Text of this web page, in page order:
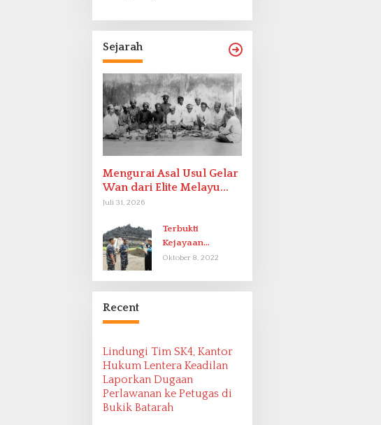
Sejarah
Mengurai Asal Usul Gelar
Wan dari Elite Melayu
Hingga Populer di
Juli 31, 2026
Terbukti
Kejayaan
Indonesia pada
Oktober 8, 2022
Recent
Lindungi Tim SK4, Kantor
Hukum Lentera Keadilan
Laporkan Dugaan
Perlawanan ke Petugas di
Bukik Batarah